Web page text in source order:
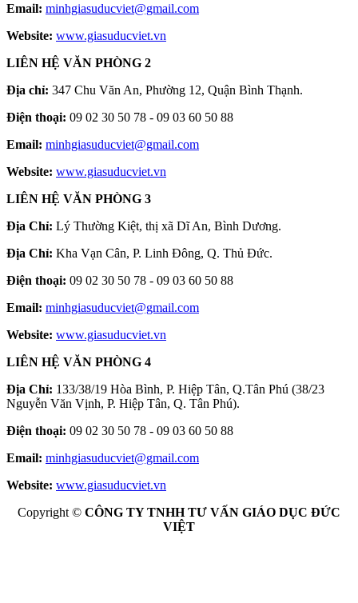
Email: minhgiasuducviet@gmail.com
Website: www.giasuducviet.vn
LIÊN HỆ VĂN PHÒNG 2
Địa chỉ: 347 Chu Văn An, Phường 12, Quận Bình Thạnh.
Điện thoại: 09 02 30 50 78 - 09 03 60 50 88
Email: minhgiasuducviet@gmail.com
Website: www.giasuducviet.vn
LIÊN HỆ VĂN PHÒNG 3
Địa Chỉ: Lý Thường Kiệt, thị xã Dĩ An, Bình Dương.
Địa Chỉ: Kha Vạn Cân, P. Linh Đông, Q. Thủ Đức.
Điện thoại: 09 02 30 50 78 - 09 03 60 50 88
Email: minhgiasuducviet@gmail.com
Website: www.giasuducviet.vn
LIÊN HỆ VĂN PHÒNG 4
Địa Chỉ: 133/38/19 Hòa Bình, P. Hiệp Tân, Q.Tân Phú (38/23
Nguyễn Văn Vịnh, P. Hiệp Tân, Q. Tân Phú).
Điện thoại: 09 02 30 50 78 - 09 03 60 50 88
Email: minhgiasuducviet@gmail.com
Website: www.giasuducviet.vn
Copyright © CÔNG TY TNHH TƯ VẤN GIÁO DỤC ĐỨC
VIỆT